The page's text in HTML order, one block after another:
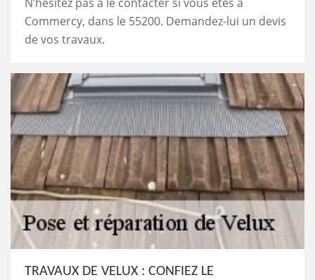
Commercy, dans le 55200. Demandez-lui un devis
de vos travaux.
TRAVAUX DE VELUX : CONFIEZ LE